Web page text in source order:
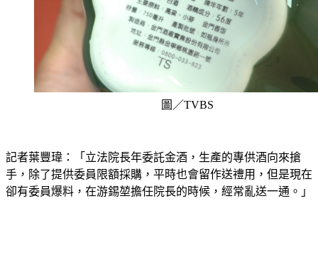
記者葉豐瑋：「立法院長年委託金酒，生產的專供酒向來搶
手，除了提供委員限額採購，平時也會留作送禮用，但是現在